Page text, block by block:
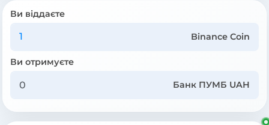
Ви віддаєте
Binance Coin
Ви отримуєте
Банк ПУМБ UAH